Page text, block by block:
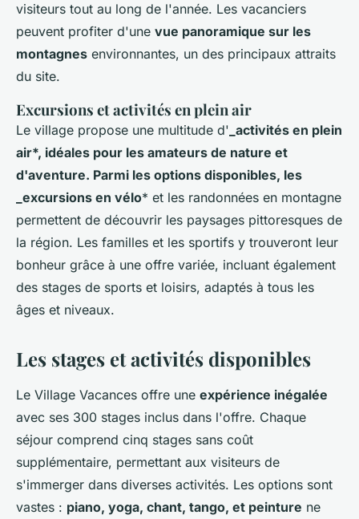
visiteurs tout au long de l'année. Les vacanciers
peuvent profiter d'une vue panoramique sur les
montagnes environnantes, un des principaux attraits
du site.
Excursions et activités en plein air
Le village propose une multitude d' _activités en plein
air*, idéales pour les amateurs de nature et
d'aventure. Parmi les options disponibles, les
_excursions en vélo* et les randonnées en montagne
permettent de découvrir les paysages pittoresques de
la région. Les familles et les sportifs y trouveront leur
bonheur grâce à une offre variée, incluant également
des stages de sports et loisirs, adaptés à tous les
âges et niveaux.
Les stages et activités disponibles
Le Village Vacances offre une expérience inégalée
avec ses 300 stages inclus dans l'offre. Chaque
séjour comprend cinq stages sans coût
supplémentaire, permettant aux visiteurs de
s'immerger dans diverses activités. Les options sont
vastes : piano, yoga, chant, tango, et peinture ne